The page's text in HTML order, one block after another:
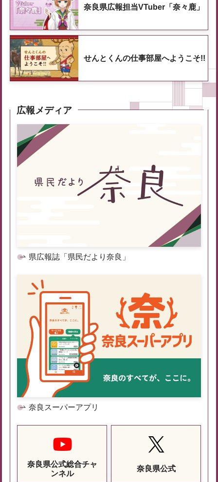
奈良県広報担当VTuber「奈々鹿」
せんとくんの仕事部屋へようこそ!!
広報メディア
県広報誌「県民だより奈良」
奈良スーパーアプリ
奈良県公式総合チャ
ンネル
奈良県公式